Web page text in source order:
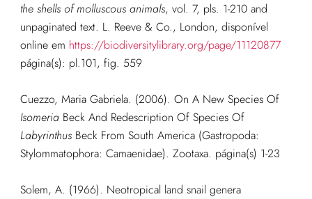
the shells of molluscous animals, vol. 7, pls. 1-210 and
unpaginated text. L. Reeve & Co., London, disponível
online em https://biodiversitylibrary.org/page/11120877
página(s): pl.101, fig. 559
Cuezzo, Maria Gabriela. (2006). On A New Species Of
IsomeriaBeck And Redescription Of Species Of
LabyrinthusBeck From South America (Gastropoda:
Stylommatophora: Camaenidae). Zootaxa. página(s) 1-23
Solem, A. (1966). Neotropical land snail genera